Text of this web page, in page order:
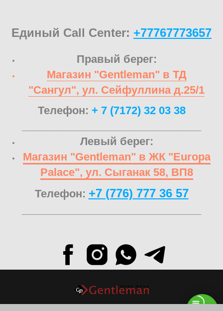
Единый Call Center: +77767773657
Правый берег:
Магазин "Gentleman" в ТД
"Сангул", ул. Сейфуллина д.25/1
Телефон: + 7 (7172) 32 03 38
Левый берег:
Магазин "Gentleman" в ЖК "Europa
Palace", ул. Сыганак 58, ВП8
Телефон: +7 (776) 777 36 57